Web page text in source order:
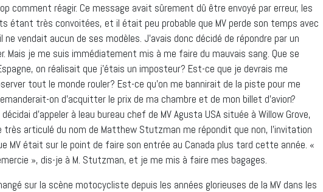
comment réagir. Ce message avait sûrement dû être envoyé par erreur, les
étant très convoitées, et il était peu probable que MV perde son temps avec
ne vendait aucun de ses modèles. J’avais donc décidé de répondre par un
Mais je me suis immédiatement mis à me faire du mauvais sang. Que se
on réalisait que j’étais un imposteur? Est-ce que je devrais me
tout le monde rouler? Est-ce qu’on me bannirait de la piste pour me
on d’acquitter le prix de ma chambre et de mon billet d’avion?
d’appeler à leau bureau chef de MV Agusta USA située à Willow Grove,
très articulé du nom de Matthew Stutzman me répondit que non, l’invitation
MV était sur le point de faire son entrée au Canada plus tard cette année. «
», dis-je à M. Stutzman, et je me mis à faire mes bagages.
sur la scène motocycliste depuis les années glorieuses de la MV dans les